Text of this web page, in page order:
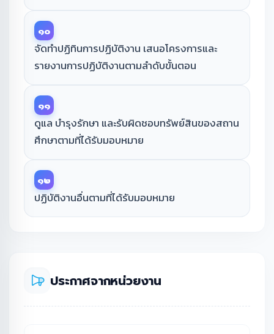
๑๐
จัดทำปฏิทินการปฏิบัติงาน เสนอโครงการและ
รายงานการปฏิบัติงานตามลำดับขั้นตอน
๑๑
ดูแล บำรุงรักษา และรับผิดชอบทรัพย์สินของสถาน
ศึกษาตามที่ได้รับมอบหมาย
๑๒
ปฏิบัติงานอื่นตามที่ได้รับมอบหมาย
ประกาศจากหน่วยงาน